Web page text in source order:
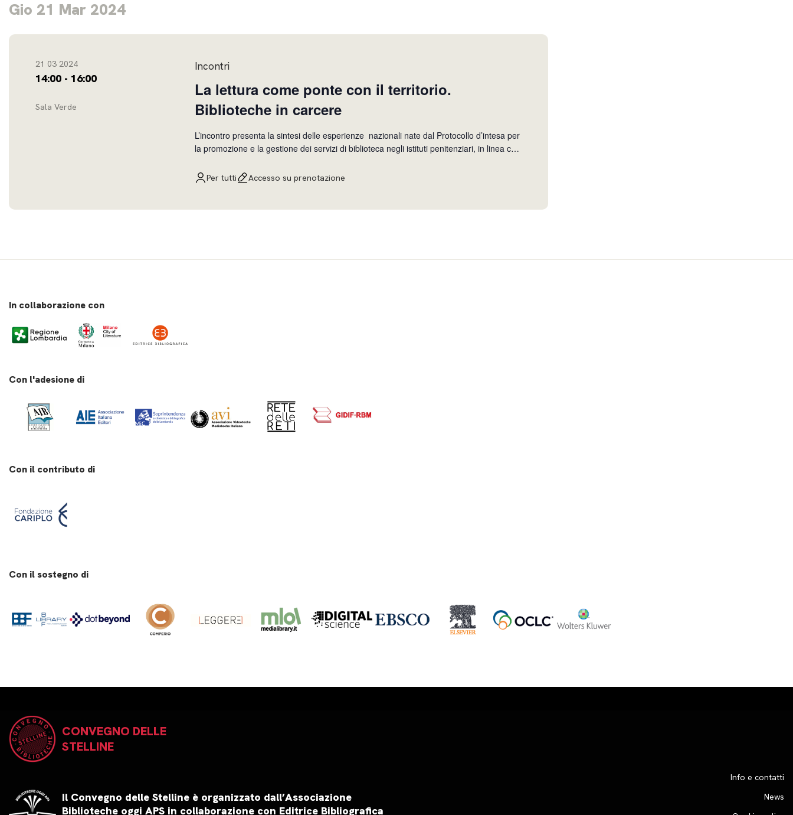
Gio 21 Mar 2024
21 03 2024
14:00 - 16:00
Sala Verde
Incontri
La lettura come ponte con il territorio.
Biblioteche in carcere
L’incontro presenta la sintesi delle esperienze nazionali nate dal Protocollo d’intesa per
la promozione e la gestione dei servizi di biblioteca negli istituti penitenziari, in linea con
su nuove strateg
Per tutti Accesso su prenotazione
In collaborazione con
Con l'adesione di
Con il contributo di
Con il sostegno di
CONVEGNO DELLE
STELLINE
Il Convegno delle Stelline è organizzato dall’Associazione
Biblioteche oggi APS in collaborazione con Editrice Bibliografica
Info e contatti
News